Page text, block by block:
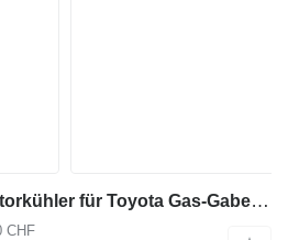
Maximus NCP2040 Motorkühler für Toyota Gas-Gabelstapler
CHF